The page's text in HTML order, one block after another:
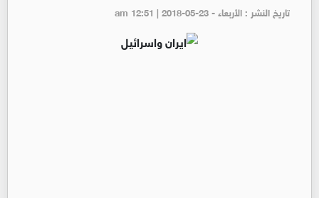
تاريخ النشر : الأربعاء - am 12:51 | 2018-05-23